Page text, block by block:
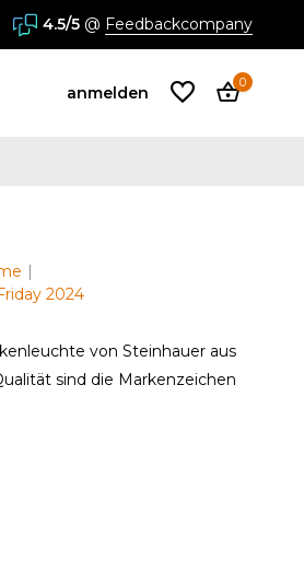
4.5/5 @ Feedbackcompany
anmelden
0
2024
von Steinhauer aus
sind die Markenzeichen